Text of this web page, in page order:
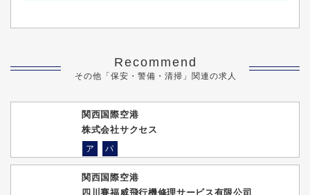
Recommend
その他「保安・警備・清掃」関連の求人
関西国際空港
株式会社サクセス
ア パ
関西国際空港
四川賽福威飛行機修理サービス有限公司